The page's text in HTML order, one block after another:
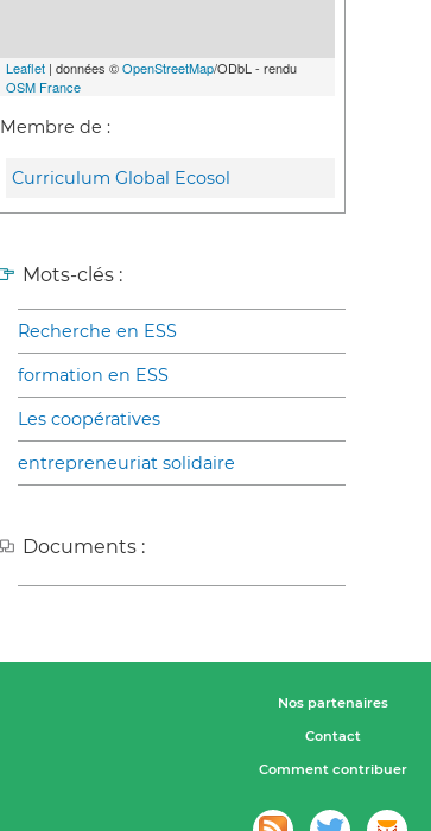
Leaflet | données ©OpenStreetMap/ODbL - rendu
OSM France
Membre de :
Curriculum Global Ecosol
Mots-clés :
Recherche en ESS
formation en ESS
Les coopératives
entrepreneuriat solidaire
Documents :
Nos partenaires
Contact
Comment contribuer